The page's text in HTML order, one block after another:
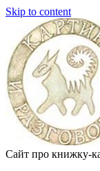
Skip to content
Сайт про книжку-